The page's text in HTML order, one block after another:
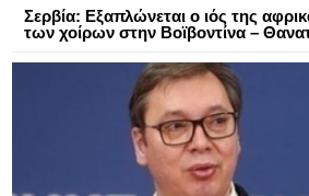
Σερβία: Εξαπλώνεται ο ιός της
των χοίρων στην Βοϊβοντίνα –